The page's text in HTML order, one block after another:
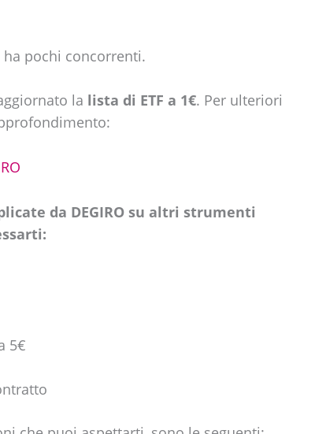
pochi concorrenti.
la lista di ETF a 1€. Per ulteriori
da DEGIRO su altri strumenti
5€